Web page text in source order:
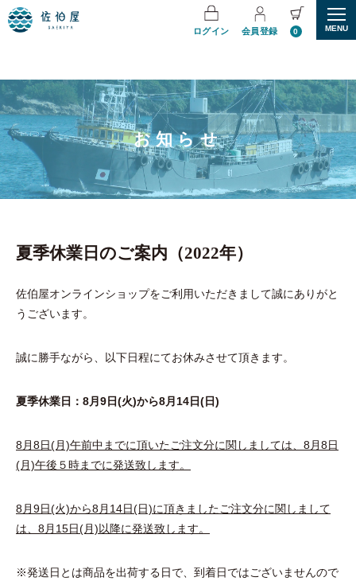
ログイン 会員登録 0 MENU
お知らせ
夏季休業日のご案内（2022年）
佐伯屋オンラインショップをご利用いただきまして誠にありがと
うございます。
誠に勝手ながら、以下日程にてお休みさせて頂きます。
夏季休業日：8月9日(火)から8月14日(日)
8月8日(月)午前中までに頂いたご注文分に関しましては、8月8日
(月)午後５時までに発送致します。
8月9日(火)から8月14日(日)に頂きましたご注文分に関しまして
は、8月15日(月)以降に発送致します。
※発送日とは商品を出荷する日で、到着日ではございませんので